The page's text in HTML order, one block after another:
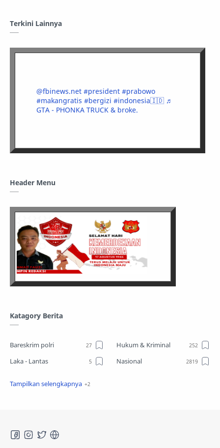
Terkini Lainnya
@fbinews.net #president #prabowo
#makangratis #bergizi #indonesia🇮🇩 ♬
GTA - PHONKA TRUCK & broke.
Header Menu
Katagory Berita
Bareskrim polri
Hukum & Kriminal
Laka - Lantas
Nasional